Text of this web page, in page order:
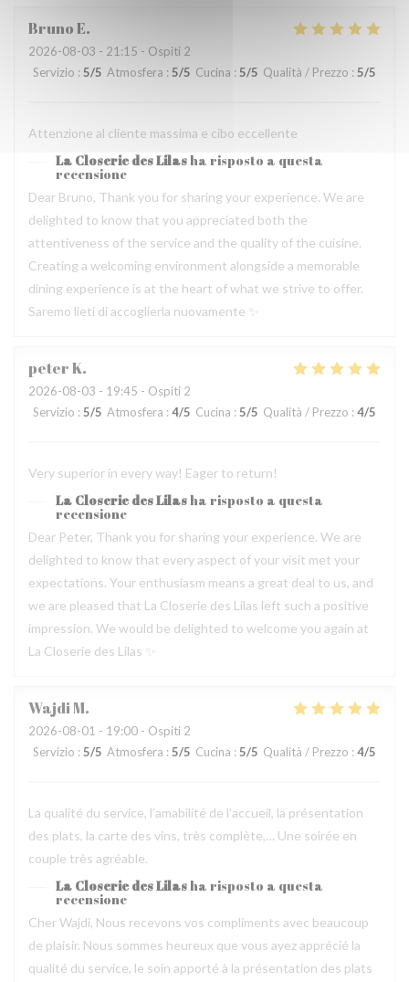
BrunoE
2026-08-03 - 21:15 - Ospiti 2
Servizio : 5/5 Atmosfera : 5/5 Cucina : 5/5 Qualità / Prezzo : 5/5
Attenzione al cliente massima e cibo eccellente
La Closerie des Lilasha risposto a questa
recensione
Dear Bruno, Thank you for sharing your experience. We are
delighted to know that you appreciated both the
attentiveness of the service and the quality of the cuisine.
Creating a welcoming environment alongside a memorable
dining experience is at the heart of what we strive to offer.
Saremo lieti di accoglierla nuovamente ✨
peterK
2026-08-03 - 19:45 - Ospiti 2
Servizio : 5/5 Atmosfera : 4/5 Cucina : 5/5 Qualità / Prezzo : 4/5
Very superior in every way! Eager to return!
La Closerie des Lilasha risposto a questa
recensione
Dear Peter, Thank you for sharing your experience. We are
delighted to know that every aspect of your visit met your
expectations. Your enthusiasm means a great deal to us, and
we are pleased that La Closerie des Lilas left such a positive
impression. We would be delighted to welcome you again at
La Closerie des Lilas ✨
WajdiM
2026-08-01 - 19:00 - Ospiti 2
Servizio : 5/5 Atmosfera : 5/5 Cucina : 5/5 Qualità / Prezzo : 4/5
La qualité du service, l’amabilité de l’accueil, la présentation
des plats, la carte des vins, très complète,… Une soirée en
couple très agréable.
La Closerie des Lilasha risposto a questa
recensione
Cher Wajdi, Nous recevons vos compliments avec beaucoup
de plaisir. Nous sommes heureux que vous ayez apprécié la
qualité du service, le soin apporté à la présentation des plats